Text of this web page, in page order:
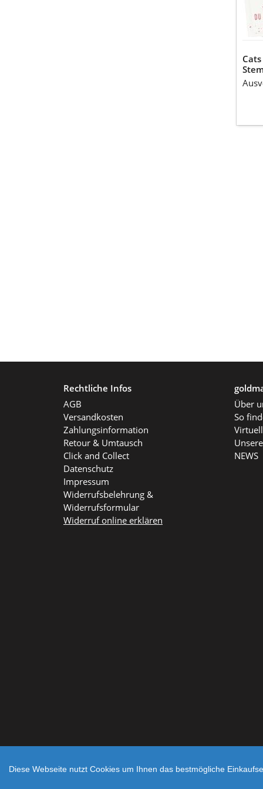
Rechtliche Infos
AGB
Versandkosten
Zahlungsinformation
Retour & Umtausch
Click and Collect
Datenschutz
Impressum
Widerrufsbelehrung &
Widerrufsformular
Widerruf online erklären
Über
So
NEWS
Diese Webseite nutzt Cookies um Ihnen das bestmögliche